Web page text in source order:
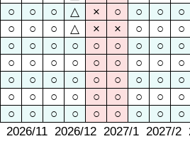
○ ○ ○ △ × ○ ○ ○
○
○ ○ ○ △ × × ○ ○
○
○ ○ ○ ○ ○ ○ ○ ○
○
○ ○ ○ ○ ○ ○ ○ ○
○
○ ○ ○ ○ ○ ○ ○ ○
○
○ ○ ○ ○ ○ ○ ○ ○
○
○ ○ ○ ○ ○ ○ ○ ○
○
2026/11 2026/12 2027/1 2027/2